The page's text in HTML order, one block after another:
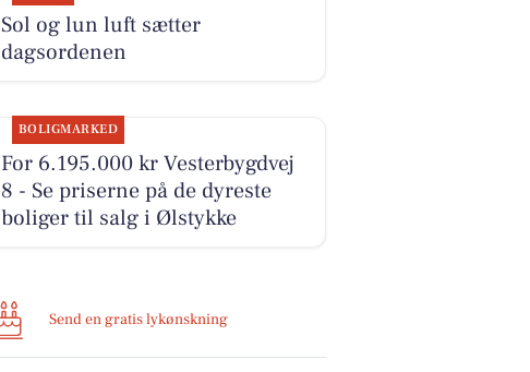
Sol og lun luft sætter
dagsordenen
BOLIGMARKED
For 6.195.000 kr Vesterbygdvej
8 - Se priserne på de dyreste
boliger til salg i Ølstykke
Send en gratis lykønskning